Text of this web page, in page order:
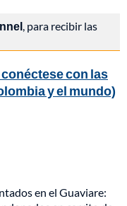
, para recibir las
con las
y el mundo)
en el Guaviare: